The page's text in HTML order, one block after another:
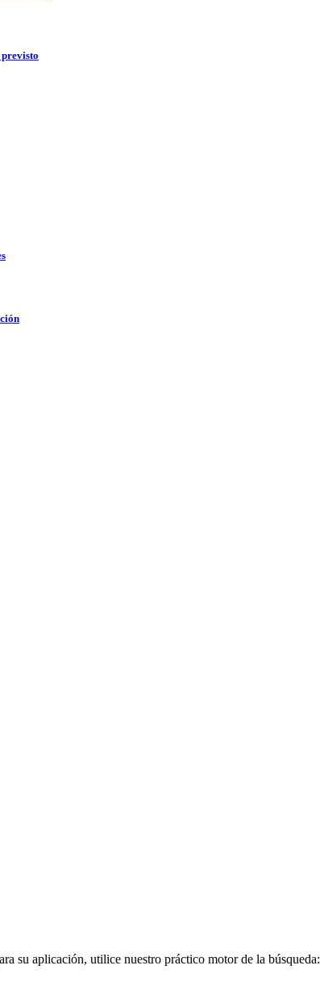
previsto
su aplicación, utilice nuestro práctico motor de la búsqueda: